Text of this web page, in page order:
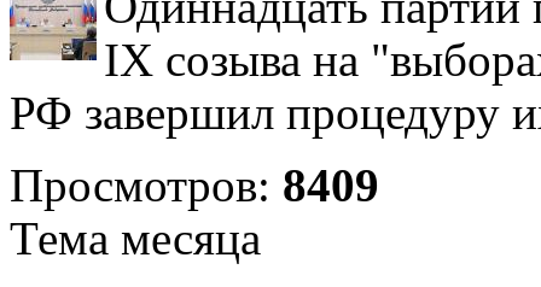
IX созыва на
РФ завершил процедуру
Просмотров: 8409
Тема месяца